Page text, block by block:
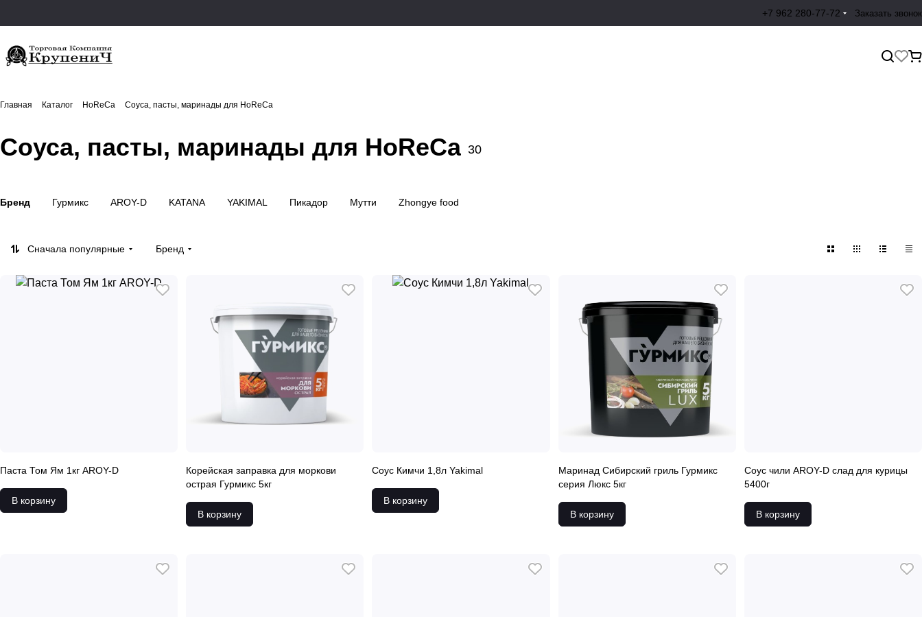
+7 962 280-77-72 Заказать звонок
Главная Каталог HoReCa Соуса, пасты, маринады для HoReCa
Соуса, пасты, маринады для HoReCa 30
Бренд Гурмикс AROY-D KATANA YAKIMAL Пикадор Мутти Zhongye food
Сначала популярные Бренд
Паста Том Ям 1кг AROY-D
В корзину
Корейская заправка для моркови
острая Гурмикс 5кг
В корзину
Соус Кимчи 1,8л Yakimal
В корзину
Маринад Сибирский гриль Гурмикс
серия Люкс 5кг
В корзину
Соус чили AROY-D слад для курицы
5400г
В корзину